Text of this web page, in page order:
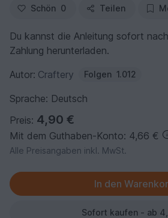
Schön 0 Teilen
Du kannst die Anleitung sofort
Zahlung herunterladen.
Autor: Craftery Folgen 1.012
Sprache: Deutsch
Preis: 4,90 €
Mit dem Guthaben-Konto: 4,66 €
Alle Preisangaben inkl. MwSt.
Sofort kaufen - ab